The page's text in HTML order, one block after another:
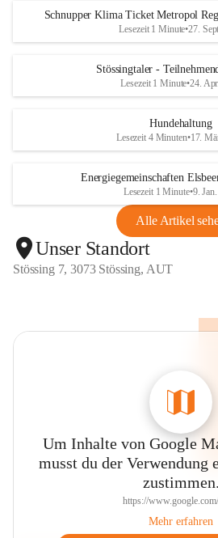
Schnupper Klima Ticket Metropol
Lesezeit 1 Minute•27.
Stössingtaler -
Lesezeit 1 Minute•24.
Hundehaltung
Lesezeit 4 Minuten•17.
Energiegemeinschaften
Lesezeit 1 Minute•9.
Alle Artikel
Unser Standort
Stössing 7, 3073 Stössing, AUT
Um Inhalte von Google
musst du der Verwendung
zustimmen.
https://
Mehr erfahren